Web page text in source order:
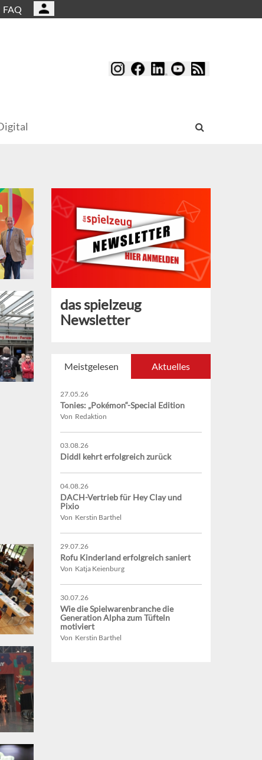
FAQ
das spielzeug
Newsletter
Meistgelesen Aktuelles
27.05.26
Tonies: „Pokémon“-Special Edition
Von Redaktion
03.08.26
Diddl kehrt erfolgreich zurück
04.08.26
DACH-Vertrieb für Hey Clay und
Pixio
Von Kerstin Barthel
29.07.26
Rofu Kinderland erfolgreich saniert
Von Katja Keienburg
30.07.26
Wie die Spielwarenbranche die
Generation Alpha zum Tüfteln
motiviert
Von Kerstin Barthel